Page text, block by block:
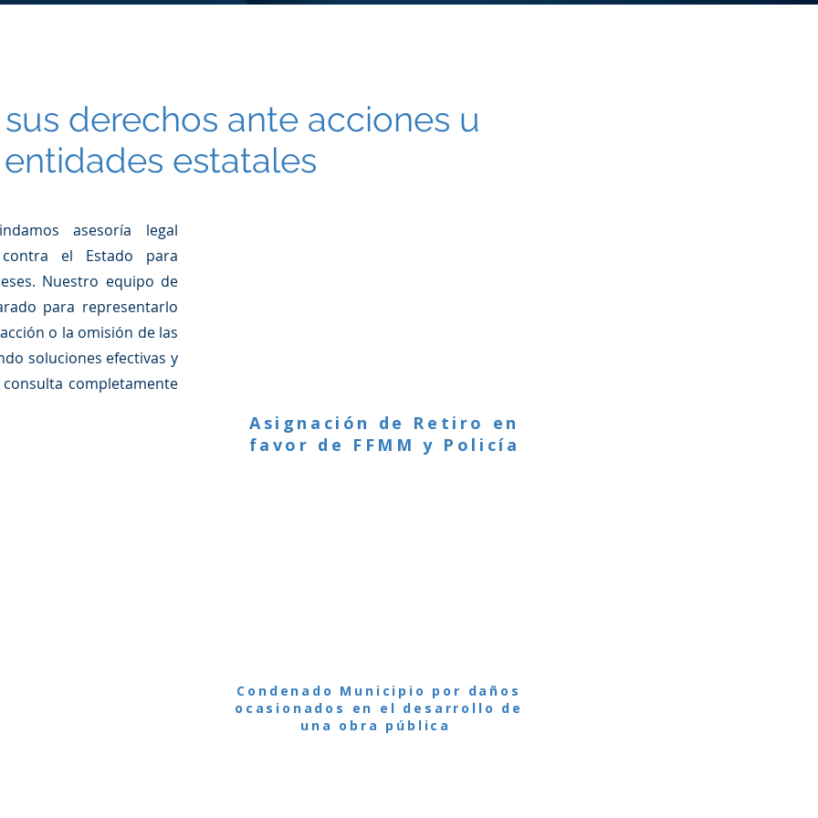
sus derechos ante acciones u
estatales
asesoría legal
contra el Estado para
Nuestro equipo de
para representarlo
o la omisión de las
soluciones efectivas y
completamente
Asignación de Retiro en
favor de FFMM y Policía
Condenado Municipio por daños
ocasionados en el desarrollo de
una obra pública